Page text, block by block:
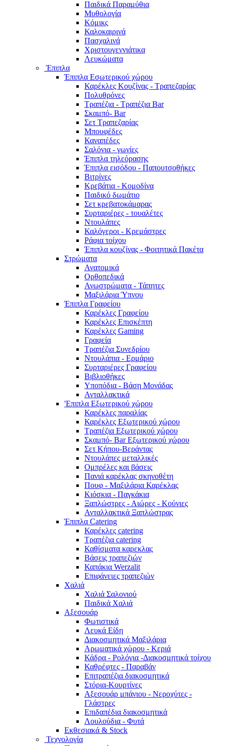
Παιδικά Παραμύθια
Μυθολογία
Κόμικς
Καλοκαιρινά
Πασχαλινά
Χριστουγεννιάτικα
Λευκώματα
Έπιπλα
Έπιπλα Εσωτερικού χώρου
Καρέκλες Κουζίνας - Τραπεζαρίας
Πολυθρόνες
Τραπέζια - Τραπέζια Bar
Σκαμπό- Bar
Σετ Τραπεζαρίας
Μπουφέδες
Καναπέδες
Σαλόνια - γωνίες
Έπιπλα τηλεόρασης
Έπιπλα εισόδου - Παπουτσοθήκες
Βιτρίνες
Κρεβάτια - Κομοδίνα
Παιδικό δωμάτιο
Σετ κρεβατοκάμαρας
Συρταριέρες - τουαλέτες
Ντουλάπες
Καλόγεροι - Κρεμάστρες
Ράφια τοίχου
Έπιπλα κουζίνας - Φοιτητικά Πακέτα
Στρώματα
Ανατομικά
Ορθοπεδικά
Ανωστρώματα - Τάπητες
Μαξιλάρια Ύπνου
Έπιπλα Γραφείου
Καρέκλες Γραφείου
Καρέκλες Επισκέπτη
Καρέκλες Gaming
Γραφεία
Τραπέζια Συνεδρίου
Ντουλάπια - Ερμάριο
Συρταριέρες Γραφείου
Βιβλιοθήκες
Υποπόδια - Βάση Μονάδας
Ανταλλακτικά
'Επιπλα Εξωτερικού χώρου
Καρέκλες παραλίας
Καρέκλες Εξωτερικού χώρου
Τραπέζια Εξωτερικού χώρου
Σκαμπό- Bar Εξωτερικού χώρου
Σετ Κήπου-Βεράντας
Ντουλάπες μεταλλικές
Ομπρέλες και βάσεις
Πανιά καρέκλας σκηνοθέτη
Πουφ - Μαξιλάρια Καρέκλας
Κιόσκια - Παγκάκια
Ξαπλώστρες - Αιώρες - Κούνιες
Ανταλλακτικά Ξαπλώστρας
Έπιπλα Catering
Καρέκλες catering
Τραπέζια catering
Καθίσματα καρεκλας
Βάσεις τραπεζιών
Καπάκια Werzalit
Επιφάνειες τραπεζιών
Χαλιά
Χαλιά Σαλονιού
Παιδικά Χαλιά
Αξεσουάρ
Φωτιστικά
Λευκά Είδη
Διακοσμητικά Μαξιλάρια
Αρωματικά χώρου - Κεριά
Κάδρα - Ρολόγια -Διακοσμητικά τοίχου
Καθρέφτες - Παραβάν
Επιτραπέζια διακοσμητικά
Στόρια-Κουρτίνες
Αξεσουάρ μπάνιου - Νεροχύτες -
Γλάστρες
Επιδαπέδια διακοσμητικά
Λουλούδια - Φυτά
Εκθεσιακά & Stock
Τεχνολογία